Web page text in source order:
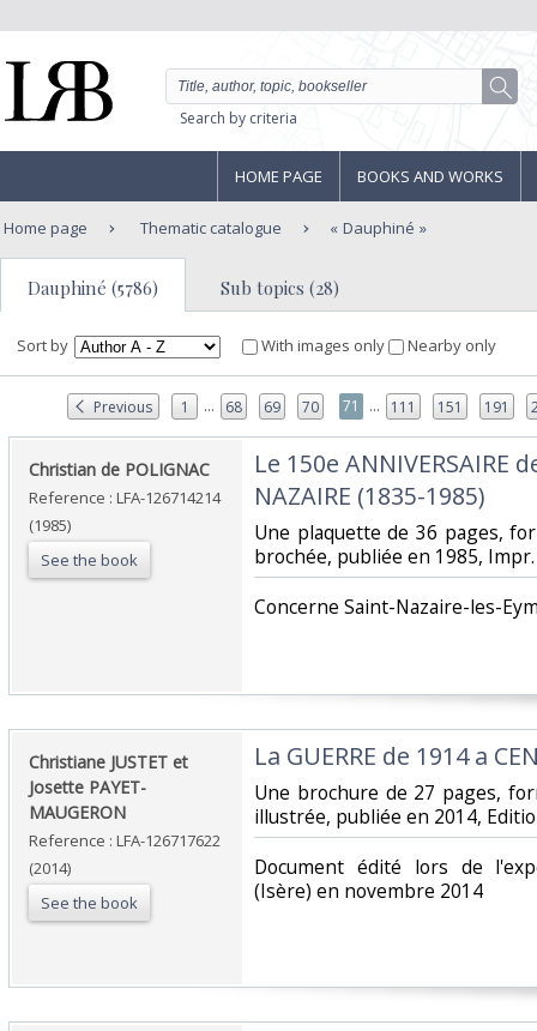
Search by criteria
HOME PAGE BOOKS AND WORKS
Home page Thematic catalogue Dauphiné
Dauphiné (5786) Sub topics (28)
Sort by With images only Nearby only
Previous 1 ... 68 69 70 71 ... 111 151 191
‎Christian de POLIGNAC‎
Reference : LFA-126714214
(1985)
See the book
‎Le 150e ANNIVERSAIRE
NAZAIRE (1835-1985)‎
‎Une plaquette de 36 pages,
brochée, publiée en 1985,
‎Concerne Saint-Nazaire-les-
‎Christiane JUSTET et
Josette PAYET-
MAUGERON ‎
Reference : LFA-126717622
(2014)
See the book
‎La GUERRE de 1914 a
‎Une brochure de 27 pages,
illustrée, publiée en 2014,
‎Document édité lors de
(Isère) en novembre 2014‎